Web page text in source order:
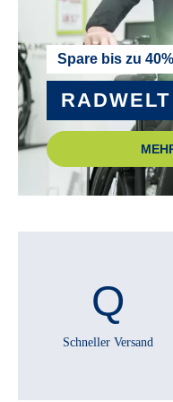
KTM Line 30.9/350
SCHALTHEBEL :
Shimano Deore M5130-
SCHALTUNGSTYP :
Kettenschaltung
SCHEINWERFER :
Fuxon FF 100 EB LED
Spare bis zu 40%
Schneller Versand